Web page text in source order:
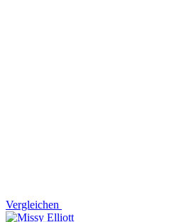
Vergleichen